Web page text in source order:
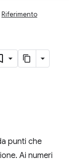
Riferimento
punti che
Ai numeri